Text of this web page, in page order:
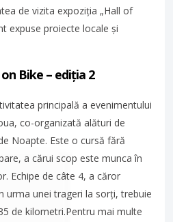
de vizita expoziția „Hall of
expuse proiecte locale și
Bike – ediția 2
principală a evenimentului
co-organizată alături de
Noapte. Este o cursă fără
a cărui scop este munca în
Echipe de câte 4, a căror
urma unei trageri la sorți, trebuie
de kilometri.Pentru mai multe